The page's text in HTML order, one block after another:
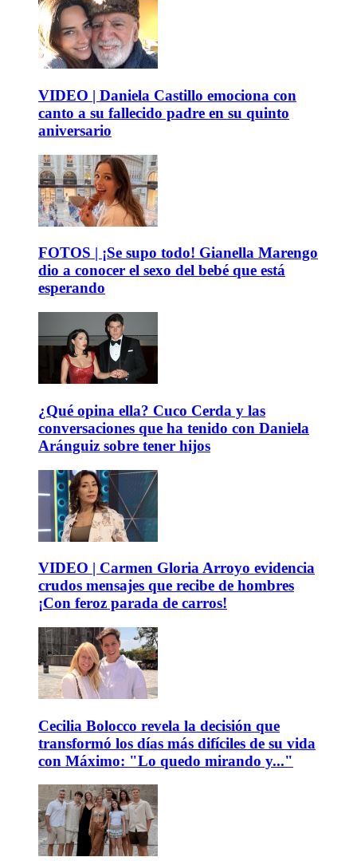
VIDEO | Daniela Castillo emociona con
canto a su fallecido padre en su quinto
aniversario
FOTOS | ¡Se supo todo! Gianella Marengo
dio a conocer el sexo del bebé que está
esperando
¿Qué opina ella? Cuco Cerda y las
conversaciones que ha tenido con Daniela
Aránguiz sobre tener hijos
VIDEO | Carmen Gloria Arroyo evidencia
crudos mensajes que recibe de hombres
¡Con feroz parada de carros!
Cecilia Bolocco revela la decisión que
transformó los días más difíciles de su vida
con Máximo: "Lo quedo mirando y..."